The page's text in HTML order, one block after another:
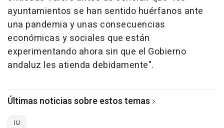
ayuntamientos se han sentido huérfanos ante
una pandemia y unas consecuencias
económicas y sociales que están
experimentando ahora sin que el Gobierno
andaluz les atienda debidamente".
Últimas noticias sobre estos temas
IU